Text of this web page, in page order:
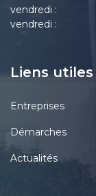
vendredi :
vendredi :
Liens utiles
Entreprises
Démarches
Actualités